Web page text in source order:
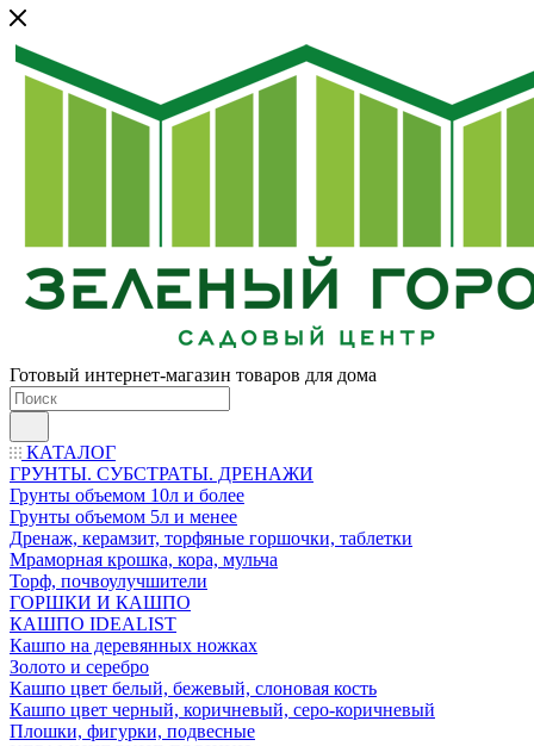
Готовый интернет-магазин товаров для дома
КАТАЛОГ
ГРУНТЫ. СУБСТРАТЫ. ДРЕНАЖИ
Грунты объемом 10л и более
Грунты объемом 5л и менее
Дренаж, керамзит, торфяные горшочки, таблетки
Мраморная крошка, кора, мульча
Торф, почвоулучшители
ГОРШКИ И КАШПО
КАШПО IDEALIST
Кашпо на деревянных ножках
Золото и серебро
Кашпо цвет белый, бежевый, слоновая кость
Кашпо цвет черный, коричневый, серо-коричневый
Плошки, фигурки, подвесные